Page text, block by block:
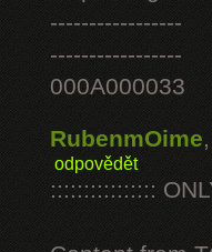
-----------------
-----------------
000A000033
RubenmOime,
odpovědět
::::::::::::::::